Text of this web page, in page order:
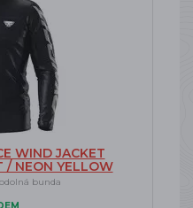
WIND JACKET
/ NEON YELLOW
bunda